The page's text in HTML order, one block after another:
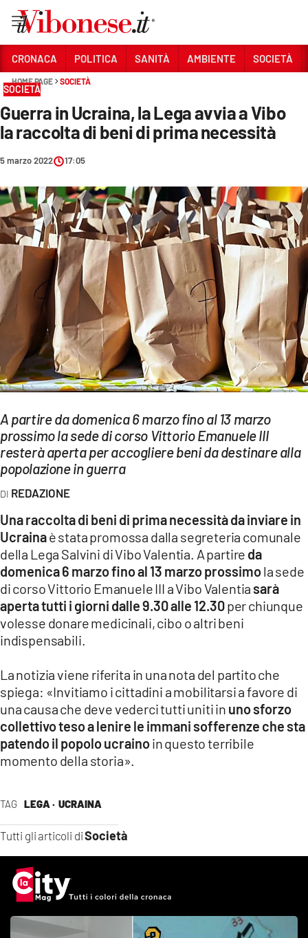
Sezioni
CRONACA
POLITICA
SANITÀ
AMBIENTE
SOCIETÀ
CULTURA
ECONOMIA E LAVORO
SPORT
Streaming
LAC NETWORK
LAC ONAIR
Network
LACPLAY.IT
LACTV.IT
LACONAIR.IT
LACITYMAG.IT
COSENZACHANNEL.IT
ILVIBONESE.IT
CATANZAROCHANNEL.IT
ANDROID
APPLE
CRONACA POLITICA SANITÀ AMBIENTE SOCIETÀ
HOME PAGE SOCIETÀ
SOCIETÀ
Guerra in Ucraina, la Lega avvia a Vibo
la raccolta di beni di prima necessità
5 marzo 2022 17:05
A partire da domenica 6 marzo fino al 13 marzo
prossimo la sede di corso Vittorio Emanuele III
resterà aperta per accogliere beni da destinare alla
popolazione in guerra
REDAZIONE
TAG LEGA · UCRAINA
Tutti gli articoli diSocietà
Una raccolta di beni di prima necessità da inviare in
Ucrainaè stata promossa dalla segreteria comunale
della Lega Salvini di Vibo Valentia. A partire da
domenica 6 marzo fino al 13 marzo prossimola sede
di corso Vittorio Emanuele III a Vibo Valentia sarà
aperta tutti i giorni dalle 9.30 alle 12.30per chiunque
volesse donare medicinali, cibo o altri beni
indispensabili.
La notizia viene riferita in una nota del partito che
spiega: «Invitiamo i cittadini a mobilitarsi a favore di
una causa che deve vederci tutti uniti in uno sforzo
collettivo teso a lenire le immani sofferenze che sta
patendo il popolo ucrainoin questo terribile
momento della storia».